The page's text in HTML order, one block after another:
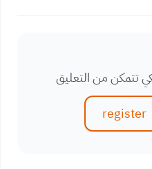
تتمكن من التعليق
register